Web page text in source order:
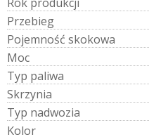
Przebieg
Pojemność skokowa
Moc
Typ paliwa
Skrzynia
Typ nadwozia
Kolor